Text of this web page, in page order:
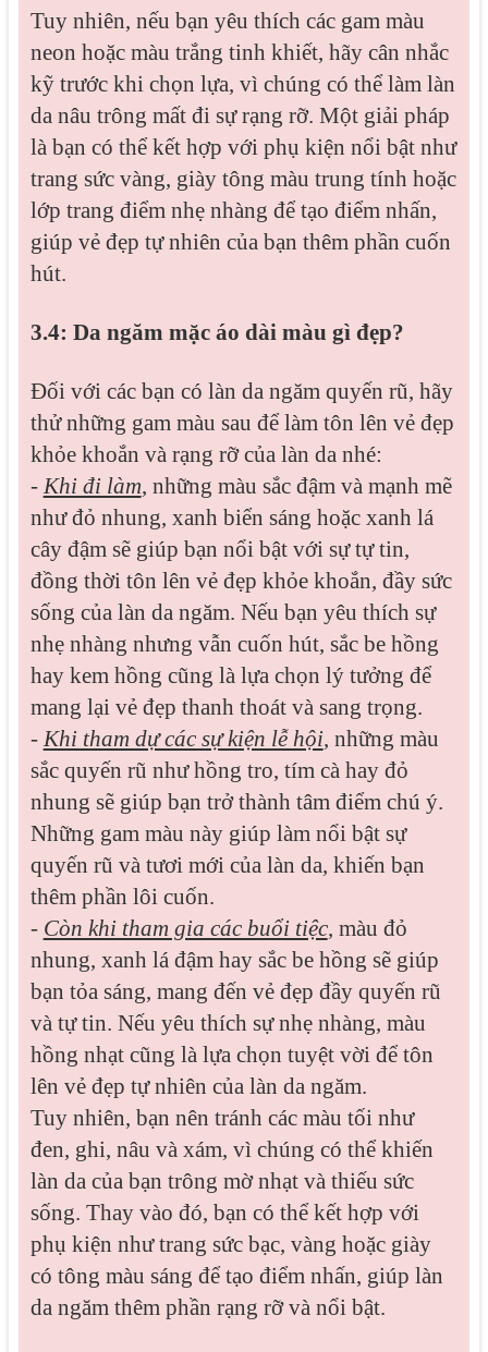
Tuy nhiên, nếu bạn yêu thích các gam màu
neon hoặc màu trắng tinh khiết, hãy cân nhắc
kỹ trước khi chọn lựa, vì chúng có thể làm làn
da nâu trông mất đi sự rạng rỡ. Một giải pháp
là bạn có thể kết hợp với phụ kiện nổi bật như
trang sức vàng, giày tông màu trung tính hoặc
lớp trang điểm nhẹ nhàng để tạo điểm nhấn,
giúp vẻ đẹp tự nhiên của bạn thêm phần cuốn
hút.
3.4: Da ngăm mặc áo dài màu gì đẹp?
Đối với các bạn có làn da ngăm quyến rũ, hãy
thử những gam màu sau để làm tôn lên vẻ đẹp
khỏe khoắn và rạng rỡ của làn da nhé:
- Khi đi làm, những màu sắc đậm và mạnh mẽ
như đỏ nhung, xanh biển sáng hoặc xanh lá
cây đậm sẽ giúp bạn nổi bật với sự tự tin,
đồng thời tôn lên vẻ đẹp khỏe khoắn, đầy sức
sống của làn da ngăm. Nếu bạn yêu thích sự
nhẹ nhàng nhưng vẫn cuốn hút, sắc be hồng
hay kem hồng cũng là lựa chọn lý tưởng để
mang lại vẻ đẹp thanh thoát và sang trọng.
- Khi tham dự các sự kiện lễ hội, những màu
sắc quyến rũ như hồng tro, tím cà hay đỏ
nhung sẽ giúp bạn trở thành tâm điểm chú ý.
Những gam màu này giúp làm nổi bật sự
quyến rũ và tươi mới của làn da, khiến bạn
thêm phần lôi cuốn.
- Còn khi tham gia các buổi tiệc, màu đỏ
nhung, xanh lá đậm hay sắc be hồng sẽ giúp
bạn tỏa sáng, mang đến vẻ đẹp đầy quyến rũ
và tự tin. Nếu yêu thích sự nhẹ nhàng, màu
hồng nhạt cũng là lựa chọn tuyệt vời để tôn
lên vẻ đẹp tự nhiên của làn da ngăm.
Tuy nhiên, bạn nên tránh các màu tối như
đen, ghi, nâu và xám, vì chúng có thể khiến
làn da của bạn trông mờ nhạt và thiếu sức
sống. Thay vào đó, bạn có thể kết hợp với
phụ kiện như trang sức bạc, vàng hoặc giày
có tông màu sáng để tạo điểm nhấn, giúp làn
da ngăm thêm phần rạng rỡ và nổi bật.